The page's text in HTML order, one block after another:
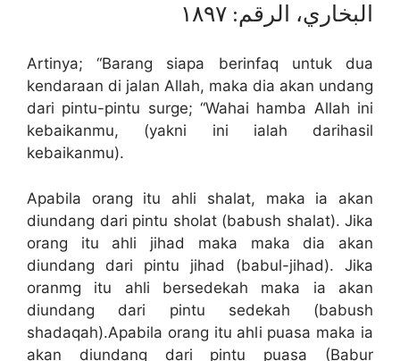
البخاري، الرقم: ١٨٩٧
Artinya; “Barang siapa berinfaq untuk dua
kendaraan di jalan Allah, maka dia akan undang
dari pintu-pintu surge; “Wahai hamba Allah ini
kebaikanmu, (yakni ini ialah darihasil
kebaikanmu).
Apabila orang itu ahli shalat, maka ia akan
diundang dari pintu sholat (babush shalat). Jika
orang itu ahli jihad maka maka dia akan
diundang dari pintu jihad (babul-jihad). Jika
oranmg itu ahli bersedekah maka ia akan
diundang dari pintu sedekah (babush
shadaqah).Apabila orang itu ahli puasa maka ia
akan diundang dari pintu puasa (Babur